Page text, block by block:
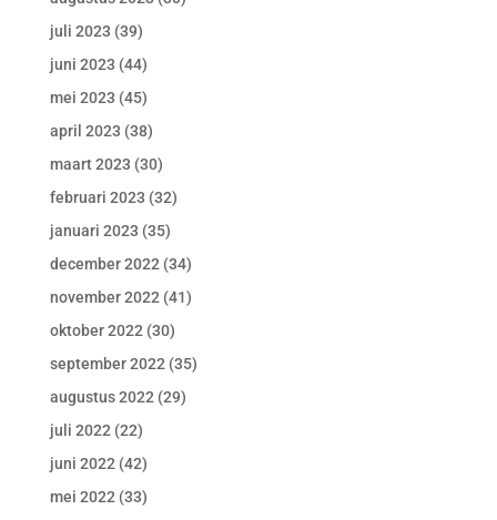
juli 2023 (39)
juni 2023 (44)
mei 2023 (45)
april 2023 (38)
maart 2023 (30)
februari 2023 (32)
januari 2023 (35)
december 2022 (34)
november 2022 (41)
oktober 2022 (30)
september 2022 (35)
augustus 2022 (29)
juli 2022 (22)
juni 2022 (42)
mei 2022 (33)